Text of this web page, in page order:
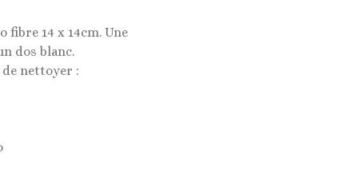
fibre 14 x 14cm. Une
dos blanc.
nettoyer :